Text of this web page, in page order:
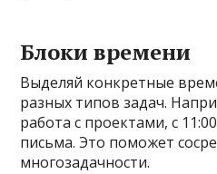
Блоки времени
Выделяй конкретные
разных типов задач.
работа с проектами, с
письма. Это поможет
многозадачности.